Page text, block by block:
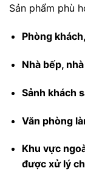
Sản phẩm phù
Phòng
Nhà bếp,
Sảnh khách
Văn phòng
Khu vực
được xử lý